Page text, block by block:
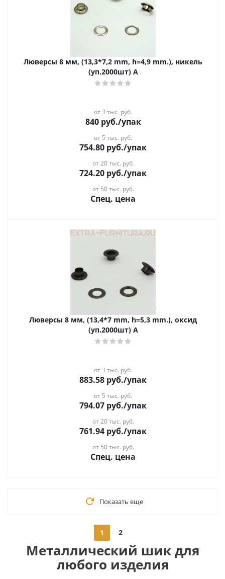
Люверсы 8 мм, (13,3*7,2 mm, h=4,9 mm.), никель
(уп.2000шт) А
от 3 тыс. руб.
840руб./упак
от 5 тыс. руб.
754.80 руб./упак
от 20 тыс. руб.
724.20 руб./упак
от 50 тыс. руб.
Спец. цена
Люверсы 8 мм, (13,4*7 mm, h=5,3 mm.), оксид
(уп.2000шт) А
от 3 тыс. руб.
883.58 руб./упак
от 5 тыс. руб.
794.07 руб./упак
от 20 тыс. руб.
761.94 руб./упак
от 50 тыс. руб.
Спец. цена
Показать еще
1 2
Металлический шик для
любого изделия